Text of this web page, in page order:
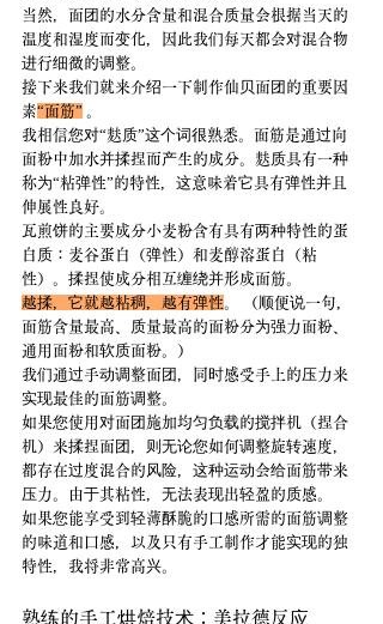
当然，面团的水分含量和混合质量会根据当天的
温度和湿度而变化，因此我们每天都会对混合物
进行细微的调整。
接下来我们就来介绍一下制作仙贝面团的重要因
素“面筋” 。
我相信您对“麸质”这个词很熟悉。面筋是通过向
面粉中加水并揉捏而产生的成分。麸质具有一种
称为“粘弹性”的特性，这意味着它具有弹性并且
伸展性良好。
瓦煎饼的主要成分小麦粉含有具有两种特性的蛋
白质：麦谷蛋白（弹性）和麦醇溶蛋白（粘
性）。揉捏使成分相互缠绕并形成面筋。
越揉，它就越粘稠，越有弹性。 （顺便说一句，
面筋含量最高、质量最高的面粉分为强力面粉、
通用面粉和软质面粉。）
我们通过手动调整面团，同时感受手上的压力来
实现最佳的面筋调整。
如果您使用对面团施加均匀负载的搅拌机（捏合
机）来揉捏面团，则无论您如何调整旋转速度，
都存在过度混合的风险，这种运动会给面筋带来
压力。由于其粘性，无法表现出轻盈的质感。
如果您能享受到轻薄酥脆的口感所需的面筋调整
的味道和口感，以及只有手工制作才能实现的独
特性，我将非常高兴。
熟练的手工烘焙技术：美拉德反应